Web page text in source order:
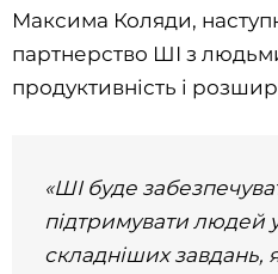
Максима Коляди,
партнерство ШІ з
продуктивність і
«ШІ буде
підтримувати людей
складніших завдань,